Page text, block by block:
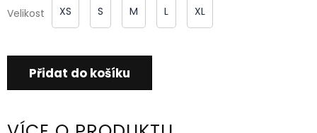
Velikost XS S M L XL
Přidat do košíku